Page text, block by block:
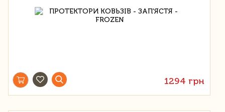
1294 грн